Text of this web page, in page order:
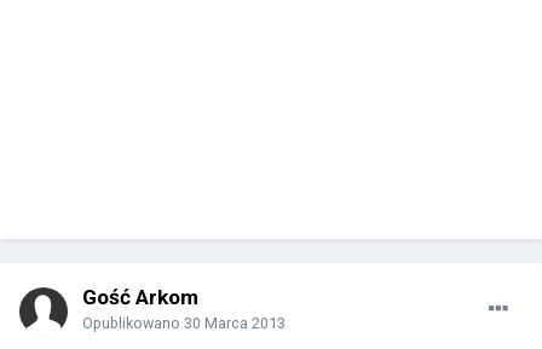
Gość Arkom
Opublikowano 30 Marca 2013